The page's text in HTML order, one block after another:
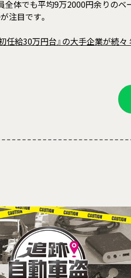
体でも平均9万2000円余りのベ
注目です。
任給30万円台』の大手企業が続